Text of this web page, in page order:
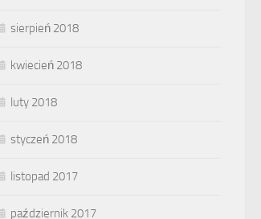
sierpień 2018
kwiecień 2018
luty 2018
styczeń 2018
listopad 2017
październik 2017